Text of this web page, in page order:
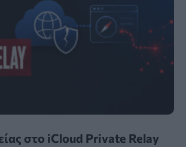
στο iCloud Private Relay